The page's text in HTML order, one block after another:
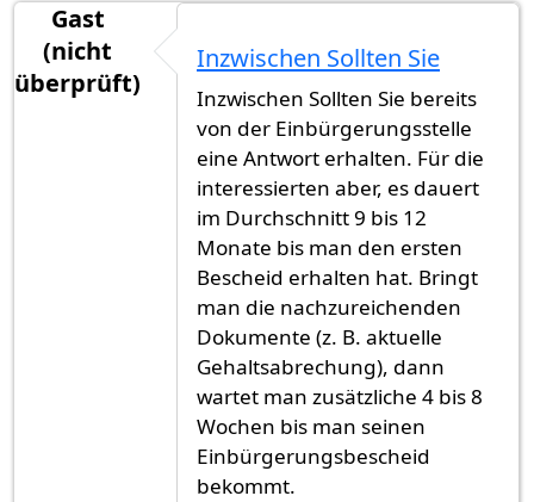
Gast
(nicht
überprüft)
Inzwischen Sollten Sie
Inzwischen Sollten Sie bereits
von der Einbürgerungsstelle
eine Antwort erhalten. Für die
interessierten aber, es dauert
im Durchschnitt 9 bis 12
Monate bis man den ersten
Bescheid erhalten hat. Bringt
man die nachzureichenden
Dokumente (z. B. aktuelle
Gehaltsabrechung), dann
wartet man zusätzliche 4 bis 8
Wochen bis man seinen
Einbürgerungsbescheid
bekommt.